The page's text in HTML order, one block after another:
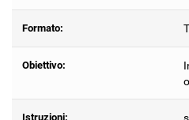
Formato:
Obiettivo:
Istruzioni: